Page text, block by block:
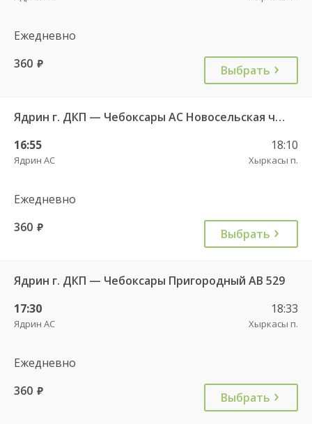
Ежедневно
360 руб. Выбрать
Ядрин г. ДКП — Чебоксары АС Новосельская ч/з Сареево д. 710
16:55
Ядрин АС
18:10
Хыркасы п.
Ежедневно
360 руб. Выбрать
Ядрин г. ДКП — Чебоксары Пригородный АВ 529
17:30
Ядрин АС
18:33
Хыркасы п.
Ежедневно
360 руб. Выбрать